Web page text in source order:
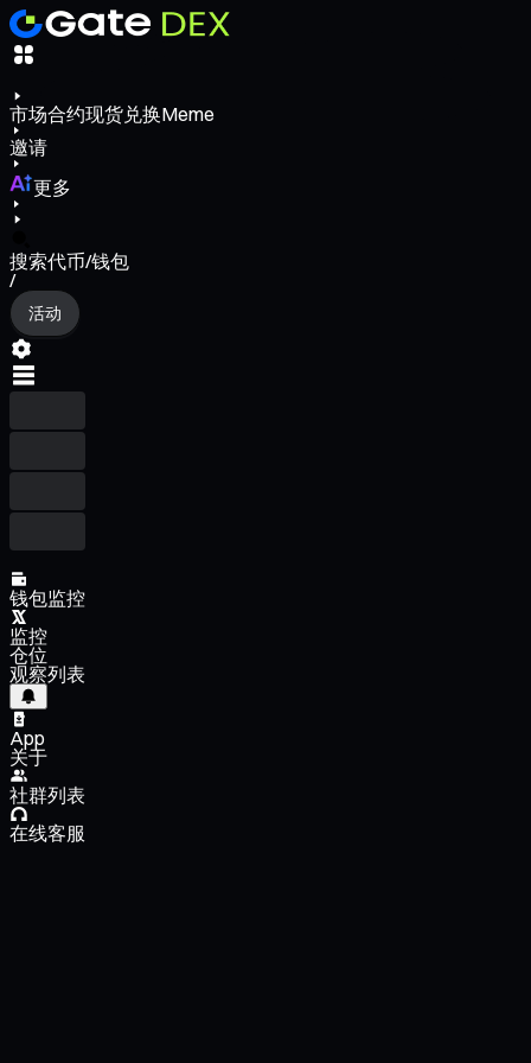
市场合约现货兑换Meme
邀请
更多
搜索代币/钱包
/
活动
钱包监控
监控
仓位
观察列表
App
关于
社群列表
在线客服